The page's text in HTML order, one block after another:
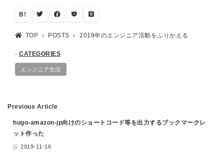
B!
TOP POSTS 2019年のエンジニア活動をふりかえる
CATEGORIES
エンジニア生活
Previous Article
hugo-amazon-jp向けのショートコード等を出力するブックマークレ
ット作った
2019-11-16